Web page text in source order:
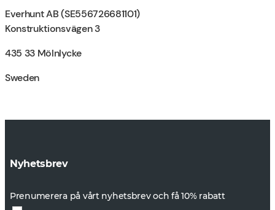
Everhunt AB (SE556726681101)
Konstruktionsvägen 3
435 33 Mölnlycke
Sweden
Nyhetsbrev
Prenumerera på vårt nyhetsbrev och få 10% rabatt